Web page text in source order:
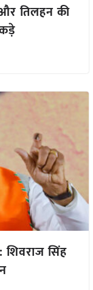
तिलहन की
सिंह